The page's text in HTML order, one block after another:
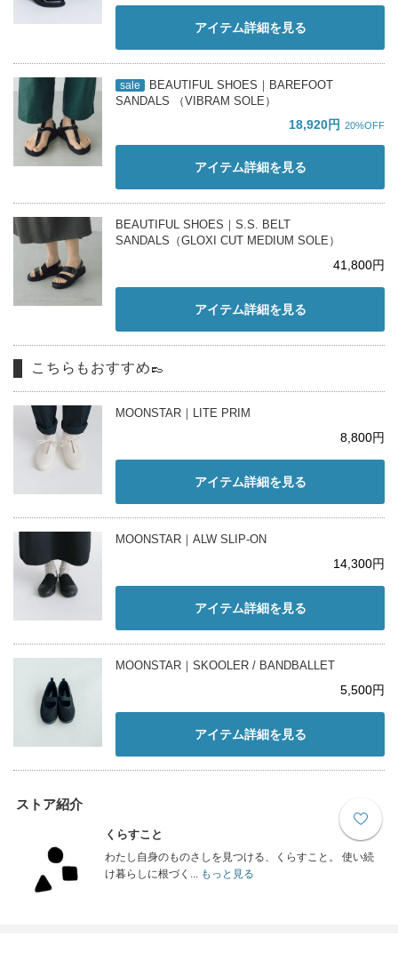
アイテム詳細を見る
sale
BEAUTIFUL SHOES｜BAREFOOT
SANDALS （VIBRAM SOLE）
18,920円 20%OFF
アイテム詳細を見る
BEAUTIFUL SHOES｜S.S. BELT
SANDALS（GLOXI CUT MEDIUM SOLE）
41,800円
アイテム詳細を見る
こちらもおすすめ👞
MOONSTAR｜LITE PRIM
8,800円
アイテム詳細を見る
MOONSTAR｜ALW SLIP-ON
14,300円
アイテム詳細を見る
MOONSTAR｜SKOOLER / BANDBALLET
5,500円
アイテム詳細を見る
ストア紹介
くらすこと
わたし自身のものさしを見つける、くらすこと。 使い続
け暮らしに根づく...もっと見る